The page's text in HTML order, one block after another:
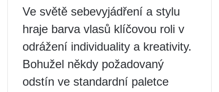
Ve světě sebevyjádření a stylu
hraje barva vlasů klíčovou roli v
odrážení individuality a kreativity.
Bohužel někdy požadovaný
odstín ve standardní paletce